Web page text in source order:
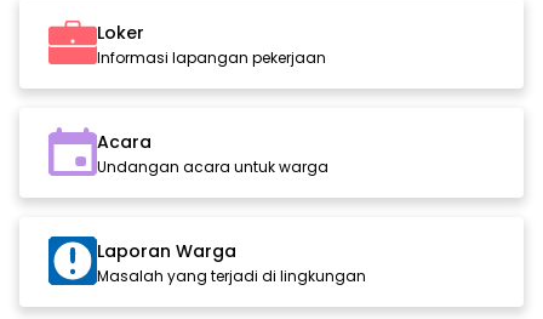
Loker
Informasi lapangan pekerjaan
Acara
Undangan acara untuk warga
Laporan Warga
Masalah yang terjadi di lingkungan